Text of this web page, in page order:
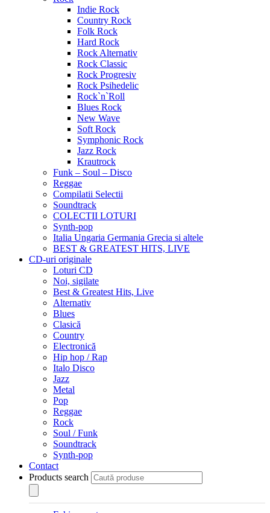
Indie Rock
Country Rock
Folk Rock
Hard Rock
Rock Alternativ
Rock Classic
Rock Progresiv
Rock Psihedelic
Rock`n`Roll
Blues Rock
New Wave
Soft Rock
Symphonic Rock
Jazz Rock
Krautrock
Funk – Soul – Disco
Reggae
Compilatii Selectii
Soundtrack
COLECTII LOTURI
Synth-pop
Italia Ungaria Germania Grecia si altele
BEST & GREATEST HITS, LIVE
CD-uri originale
Loturi CD
Noi, sigilate
Best & Greatest Hits, Live
Alternativ
Blues
Clasică
Country
Electronică
Hip hop / Rap
Italo Disco
Jazz
Metal
Pop
Reggae
Rock
Soul / Funk
Soundtrack
Synth-pop
Contact
Products search